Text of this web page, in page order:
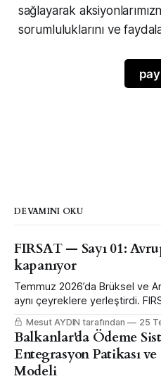
sağlayarak
sorumluluklarını ve
DEVAMINI OKU
FIRSAT — Sayı 01:
kapanıyor
Temmuz 2026’da Brüksel ve
aynı çeyreklere yerleştirdi.
hangi şirketin hangi kalemini
dosyada anlatıyor.
Mesut AYDIN tarafından 25
Balkanlar'da Ödeme
Entegrasyon Patikası
Modeli